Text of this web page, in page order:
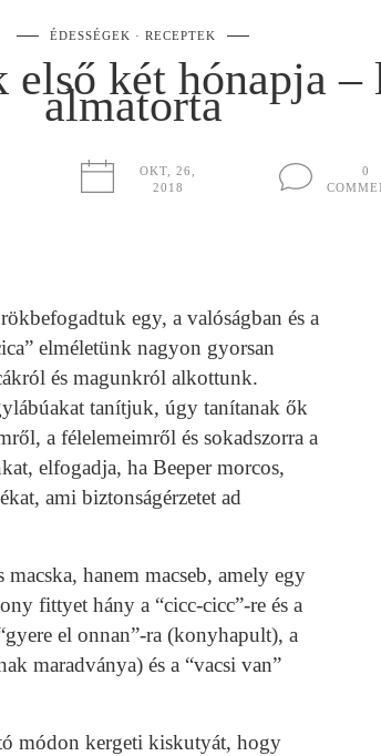
ÉDESSÉGEK RECEPTEK
első két hónapja –
almatorta
OKT, 26,
2018
0
egy, a valóságban és a
elméletünk nagyon gyorsan
és magunkról alkottunk.
tanítjuk, úgy tanítanak ők
a félelemeimről és sokadszorra a
elfogadja, ha Beeper morcos,
ami biztonságérzetet ad
hanem macseb, amely egy
fittyet hány a “cicc-cicc”-re és a
el onnan”-ra (konyhapult), a
maradványa) és a “vacsi van”
módon kergeti kiskutyát, hogy